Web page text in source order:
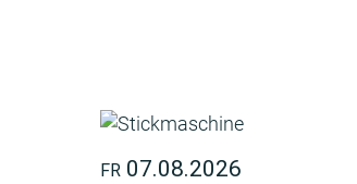
FR 07.08.2026